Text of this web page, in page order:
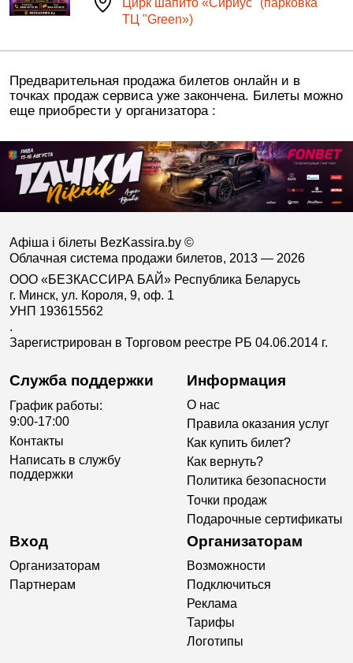
ТЦ "Green»)
Предварительная продажа билетов онлайн и в
точках продаж сервиса уже закончена. Билеты можно
еще приобрести у организатора :
Афіша і білеты BezKassira.by ©
Облачная система продажи билетов, 2013 — 2026
ООО «БЕЗКАССИРА БАЙ» Республика Беларусь
г. Минск, ул. Короля, 9, оф. 1
УНП 193615562
.
Зарегистрирован в Торговом реестре РБ 04.06.2014 г.
Служба поддержки
График работы:
9:00-17:00
Контакты
Написать в службу
поддержки
Информация
О нас
Правила оказания услуг
Как купить билет?
Как вернуть?
Политика безопасности
Точки продаж
Подарочные сертификаты
Вход
Организаторам
Партнерам
Организаторам
Возможности
Подключиться
Реклама
Тарифы
Логотипы